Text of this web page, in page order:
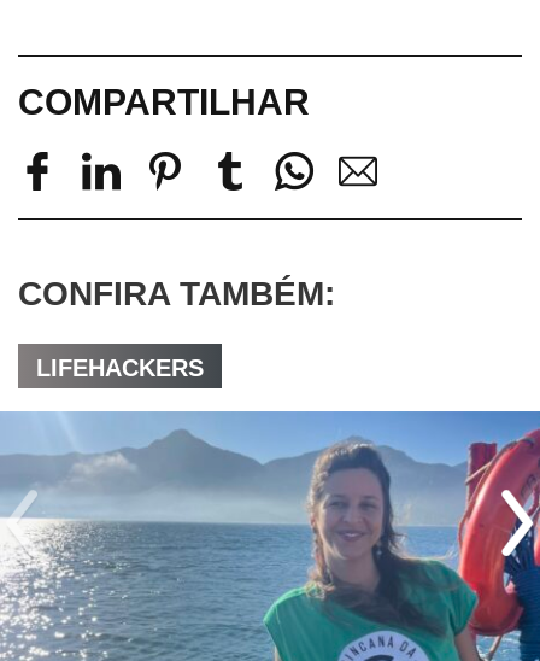
COMPARTILHAR
CONFIRA TAMBÉM:
LIFEHACKERS